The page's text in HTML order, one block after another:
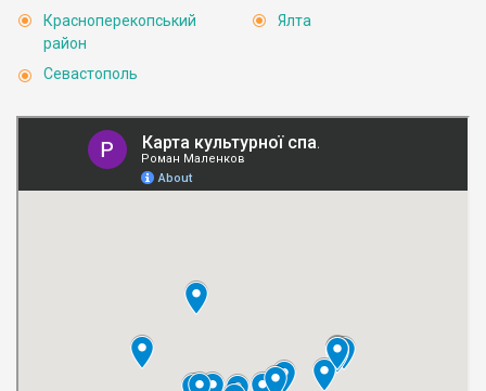
Красноперекопський
район
Севастополь
Ялта